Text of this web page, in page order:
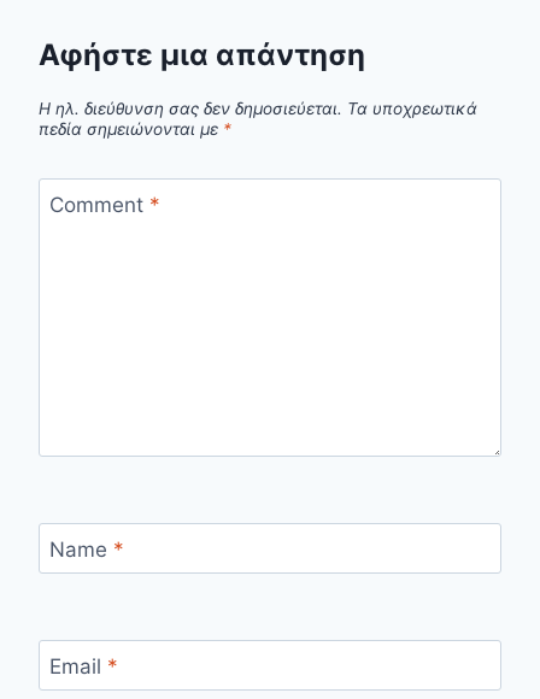
Αφήστε μια απάντηση
Η ηλ. διεύθυνση σας δεν δημοσιεύεται. Τα υποχρεωτικά
πεδία σημειώνονται με *
Comment *
Name *
Email *